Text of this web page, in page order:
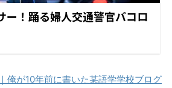
ー！踊る婦人交通警官バコロ
俺が10年前に書いた某語学学校ブログ